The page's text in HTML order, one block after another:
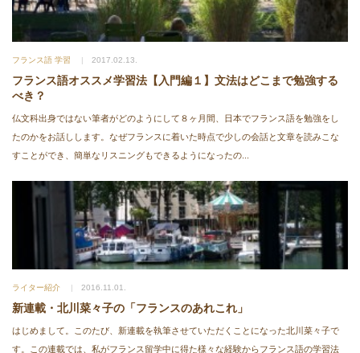
フランス語 学習 2017.02.13.
フランス語オススメ学習法【入門編１】文法はどこまで勉強する
べき？
仏文科出身ではない筆者がどのようにして８ヶ月間、日本でフランス語を勉強をし
たのかをお話しします。なぜフランスに着いた時点で少しの会話と文章を読みこな
すことができ、簡単なリスニングもできるようになったの...
ライター紹介 2016.11.01.
新連載・北川菜々子の「フランスのあれこれ」
はじめまして。このたび、新連載を執筆させていただくことになった北川菜々子で
す。この連載では、私がフランス留学中に得た様々な経験からフランス語の学習法